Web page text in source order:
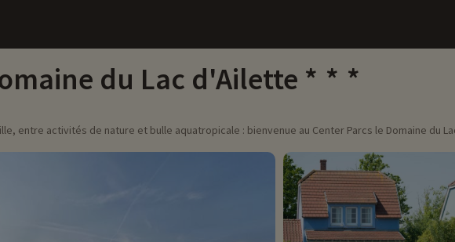
du Lac d'Ailette
entre activités de nature et bulle aquatropicale : bienvenue au Center Parcs le Domaine du